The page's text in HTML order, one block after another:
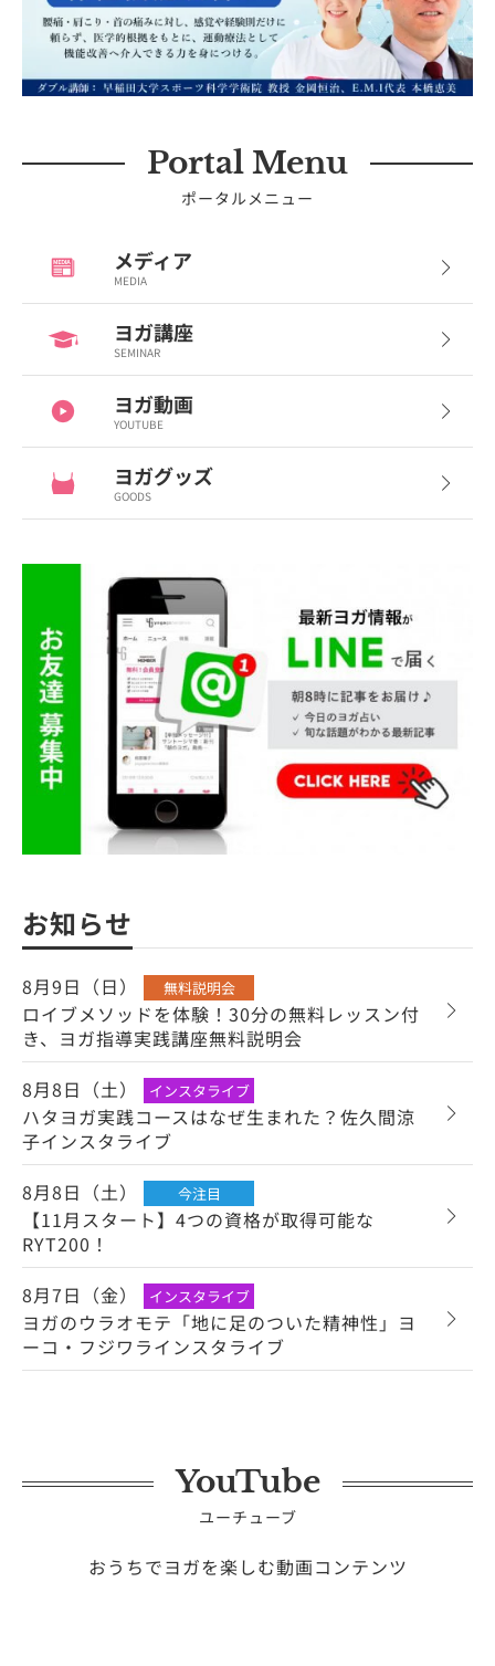
Portal Menu
ポータルメニュー
メディア
MEDIA
ヨガ講座
SEMINAR
ヨガ動画
YOUTUBE
ヨガグッズ
GOODS
お知らせ
8月9日（日） 無料説明会
ロイブメソッドを体験！30分の無料レッスン付
き、ヨガ指導実践講座無料説明会
8月8日（土）
インスタライブ
ハタヨガ実践コースはなぜ生まれた？佐久間涼
子インスタライブ
8月8日（土）
今注目
【11月スタート】4つの資格が取得可能な
RYT200！
8月7日（金）
インスタライブ
ヨガのウラオモテ「地に足のついた精神性」ヨ
ーコ・フジワラインスタライブ
YouTube
ユーチューブ
おうちでヨガを楽しむ動画コンテンツ